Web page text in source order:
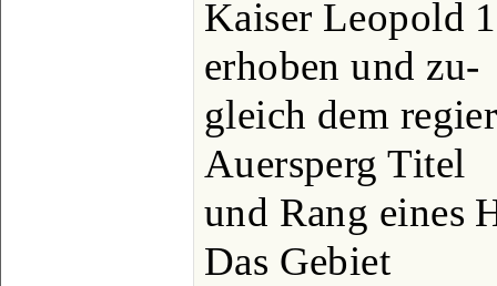
Kaiser Leopold
erhoben und zu-
gleich dem
Auersperg Titel
und Rang eines
Das Gebiet